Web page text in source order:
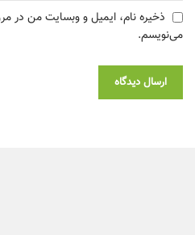
ذخیره نام، ایمیل و وبسایت من در
می‌نویسم.